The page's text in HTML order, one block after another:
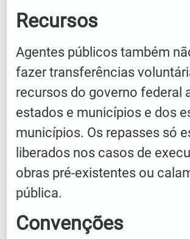
Recursos
Agentes públicos também
fazer transferências
recursos do governo federal
estados e municípios e dos
municípios. Os repasses só
liberados nos casos de
obras pré-existentes ou
pública.
Convenções